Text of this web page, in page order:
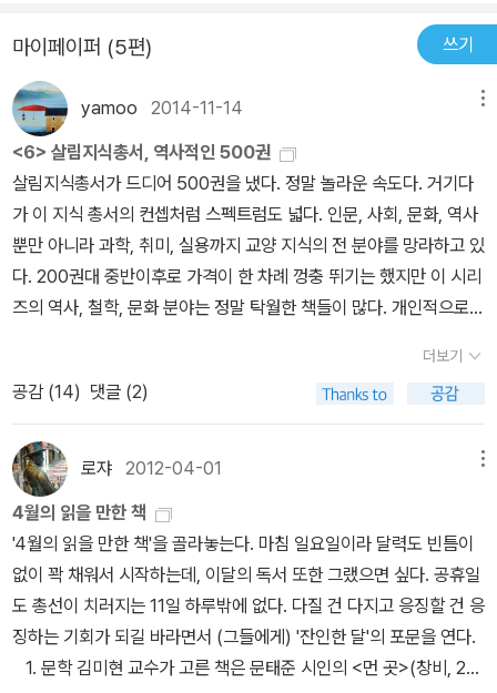
실관계보다는 힘의 논리로 제단되고 있는 현실에 한 숨을 쉬면서 말
는 역사적으로 서기 512년(시라 지증왕 13년) 우산국이 신라에 병합
된 때부터 한국 고유의 영토가 되었다. 우산국이 울릉도만을 영토로
하고 독도는 아니라고 주장할 수 있겠지만 『세종실록』원문에 다음과
같이 기록되어 있다. 우산과 무릉의 2섬이 현(울진현)의 정동쪽 바다
가운데 있다. 2섬이 서로 거리가 멀지 아니하며 날씨가 청명하면 가
히 바라볼 수 있다. 신라 시대에는 우산국이라 칭하였다. 울릉도 주변
에는 몇 개의 큰 바위섬이 있는데 이들은 울릉도에 너무 가까워서 날
씨가 청명하지 않아도 크게 잘 보인다. 오직 날씨가 청명한 경우에만
조그맣게 서로 보이는 섬은 동해에 울릉도와 독도밖에 없다. 그리고
『세종실록』지리지에 울릉도와 독도를 우산국에 속한 섬이라는 기록
람』,『증보문헌비고』등에서 독도가 우산국의 영토였다는 것이 밝혀진
군의 행정구역 안에 독도를 명확히 표시한 것은 당시의 만국공법(국
제공법) 체계 안에서 근대 국제법 체계로 독도가 대한제국의 영토임
을 재확인한 것이었다고 볼 수 있다. 이로써 국제법상으로도 독도는
명백한 우리의 영토임이 확인이 된 것이다. 그렇다면 이렇게 명백한
우리의 영토 독도를 일본이 자기네 땅이라고 주장하는 근거는 무엇인
가? 일본측 근거은 도쿠가와 막부가 일본 어업가 오오다니와 무라가
와 두 가문에게 1618년에 내어준 ‘죽도 도해 면허’와 1661년에 내어
준 ‘송도 도해 면허’이다. 이 두 개의 ‘도해면허’는 얼핏 보면 ‘죽도(울
들 수 있다. 역사적으로 볼때 독도가 우리나라의 영토라는 사실을 증
명하는 고문헌으로 ①삼국사기, ②세종실록 지리지, ③만기요람 군정
편, ④증보문헌비고 ⑤동국여지승람 ⑥신증동국여지승람 등을 들 수
있다. 지리적으로 볼 때, 울릉도의 부속 도서인 독도는 울릉도의 영유
국가 소유이다. 국제법상으로 볼 때, 대한제국이 1900년 칙령 제41
호로 울도군의 행정구역 안에 독도를 명확히 표시했으므로 당시 근대
국제법 체계로 독도가 대한제국의 영토임을 천명하였다. 사실 일본의
독도 침탈 시도는 17세기부터 있었다. 대마도 도주가 조선 정부에 문
서를 보내어, 마치 울릉도가 아니면서 그와 비슷한 별개의 일본 영토
선박이 고기잡이 가는 것을 결코 용납하지 않을 터이니 귀국도 엄격
히 금지해 달라'는 엉뚱한 요구에 당시 조정의 온건 대응파에서 마찰
을 피하고자 '귀국의 경지 죽도' 운운하며 굴욕 외교의 문서를 보냈다.
이것이 지금까지 이어져 내려오는 일본 독도영유권 주장의 빌미가 되
었다. 1904년 2월 10일 일본은 러일전쟁을 일으켰다. 종래 가치없는
바위섬으로 간주되고 있던 독도가 러일전쟁으로 말미암아 군사상 매
우 중요한 섬으로 부상했다. 이 기회에 군사 전략상 새로이 가치가 높
아진 독도를 아예 일본 영토로 탈취해서 여기에 해군망루를 설치하려
는 일제의 공작이 일본 해군성과 외무성을 중심으로 전개되었다. 일
제가 1910년 8월 대한제국을 병탄하여 한국 영토 전체가 일본 식민
지가 되었으므로, 이제 독도를 찾는 문제는 한국이 일제로부터 광복
마이페이퍼 (5편) 쓰기
yamoo 2014-11-14
<6> 살림지식총서, 역사적인 500권
살림지식총서가 드디어 500권을 냈다. 정말 놀라운 속도다. 거기다
가 이 지식 총서의 컨셉처럼 스펙트럼도 넓다. 인문, 사회, 문화, 역사
뿐만 아니라 과학, 취미, 실용까지 교양 지식의 전 분야를 망라하고 있
다. 200권대 중반이후로 가격이 한 차례 껑충 뛰기는 했지만 이 시리
즈의 역사, 철학, 문화 분야는 정말 탁월한 책들이 많다. 개인적으로
공하여 박사학위를 받은 사람이 자신의 전공을 대중의 눈높이에 맞추
어 알려주기 때문이다. 그래서 쉽고 알차다. 시리즈 초반에 출간된 책
들은 매우 저렴해서(3300원) 미친듯이 사모으기도 했다. 그렇게 모
으다 보니, 나도 100권을 돌파하기에 이르렀다. 내가 소장한 살림문
고본은 총 110권이 좀 넘는다. 주제별로 그리고 시기별로 읽었기에
책꽂이에 꽂아두지 못하고 여기저기 산재해 있다. 읽었던 살림문고
중에서 최고의 책들을 꼽아보면 정말 30권이 훌쩍 넘는다. 그 중에서
도 인상깊었던 책들을 추려보면 다음과 같다. (이 중에서 특히 푸코와
후설이 대박이다~!) 대부분의 문화, 역사, 철학 분야의 책
들이 정말 좋다. 일일이 열거할 수 없을 정도로. 그냥 이 시리즈 중에
서 제일 허접한 책을 선별해서 그 책들만 피하는게 상책이다. 내가 소
더보기
공감 (14) 댓글 (2)
로쟈 2012-04-01
4월의 읽을 만한 책
'4월의 읽을 만한 책'을 골라놓는다. 마침 일요일이라 달력도 빈틈이
없이 꽉 채워서 시작하는데, 이달의 독서 또한 그랬으면 싶다. 공휴일
도 총선이 치러지는 11일 하루밖에 없다. 다질 건 다지고 응징할 건 응
징하는 기회가 되길 바라면서 (그들에게) '잔인한 달'의 포문을 연다.
1. 문학 김미현 교수가 고른 책은 문태준 시인의 <먼 곳>(창비, 201